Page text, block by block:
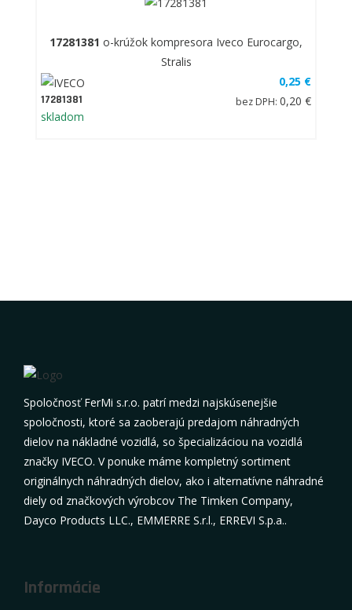
17281381 o-krúžok kompresora Iveco Eurocargo,
Stralis
17281381
skladom
0,25 €
bez DPH: 0,20 €
Spoločnosť FerMi s.r.o. patrí medzi najskúsenejšie
spoločnosti, ktoré sa zaoberajú predajom náhradných
dielov na nákladné vozidlá, so špecializáciou na vozidlá
značky IVECO. V ponuke máme kompletný sortiment
originálnych náhradných dielov, ako i alternatívne náhradné
diely od značkových výrobcov The Timken Company,
Dayco Products LLC., EMMERRE S.r.l., ERREVI S.p.a..
Informácie